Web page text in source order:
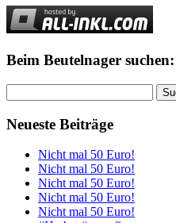
Beim Beutelnager suchen:
nach:
Neueste Beiträge
Nicht mal 50 Euro!
Nicht mal 50 Euro!
Nicht mal 50 Euro!
Nicht mal 50 Euro!
Nicht mal 50 Euro!